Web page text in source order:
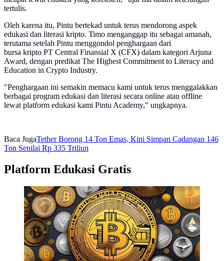
tertulis.
Oleh karena itu, Pintu bertekad untuk terus mendorong aspek
edukasi dan literasi kripto. Timo menganggap itu sebagai amanah,
terutama setelah Pintu menggondol penghargaan dari
bursa kripto PT Central Finansial X (CFX) dalam kategori Arjuna
Award, dengan predikat The Highest Commitment to Literacy and
Education in Crypto Industry.
"Penghargaan ini semakin memacu kami untuk terus menggalakkan
berbagai program edukasi dan literasi secara online atau offline
lewat platform edukasi kami Pintu Academy," ungkapnya.
Baca JugaTether Borong 14 Ton Emas, Kini Simpan Cadangan 146
Ton Senilai Rp 335 Triliun
Platform Edukasi Gratis